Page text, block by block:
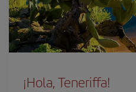
¡Hola, Teneriffa!